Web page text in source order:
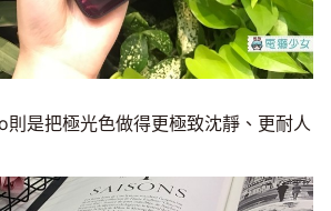
是把極光色做得更極致沈靜、更耐人